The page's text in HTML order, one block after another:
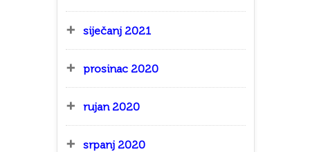
siječanj 2021
prosinac 2020
rujan 2020
srpanj 2020